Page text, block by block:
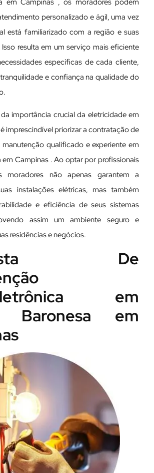
em Campinas , os moradores podem
personalizado e ágil, uma vez
está familiarizado com a região e suas
resulta em um serviço mais eficiente
específicas de cada cliente,
e confiança na qualidade do
importância crucial da eletricidade em
imprescindível priorizar a contratação de
qualificado e experiente em
em Campinas . Ao optar por profissionais
moradores não apenas garantem a
instalações elétricas, mas também
e eficiência de seus sistemas
assim um ambiente seguro e
residências e negócios.
De
em
Baronesa em